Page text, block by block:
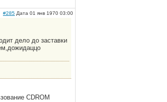
#285 Дата 01 янв 1970 03:00
дело до заставки
CDROM